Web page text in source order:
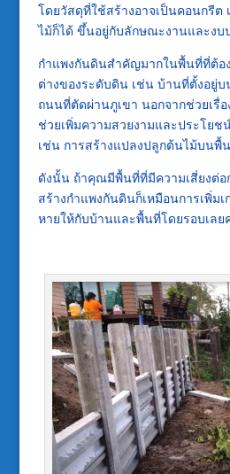
โดยวัสดุที่ใช้สร้างอาจเป็นคอนกรีต
ไม้ก็ได้ ขึ้นอยู่กับลักษณะงานและง
กำแพงกันดินสำคัญมากในพื้นที่ที่ต้อ
ต่างของระดับดิน เช่น บ้านที่ตั้งอยู่
ถนนที่ตัดผ่านภูเขา นอกจากช่วยเรื่
ช่วยเพิ่มความสวยงามและประโย
เช่น การสร้างแปลงปลูกต้นไม้บนพื้
ดังนั้น ถ้าคุณมีพื้นที่ที่มีความเสี่ยงต่อ
สร้างกำแพงกันดินก็เหมือนการเพิ่มเ
หายให้กับบ้านและพื้นที่โดยรอบเลย